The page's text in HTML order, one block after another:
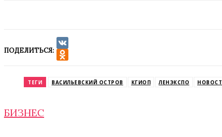
ПОДЕЛИТЬСЯ:
VK
ТЕГИ ВАСИЛЬЕВСКИЙ ОСТРОВ КГИОП ЛЕНЭКСПО
БИЗНЕС